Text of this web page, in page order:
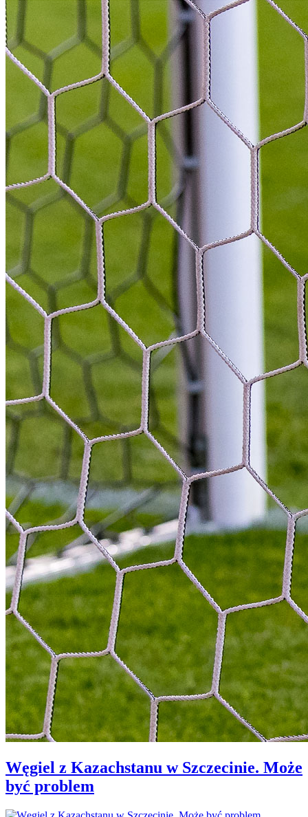
Węgiel z Kazachstanu w Szczecinie. Może
być problem